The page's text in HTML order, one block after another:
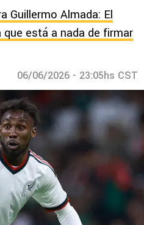
Guillermo Almada: El
que está a nada de firmar
06/06/2026 - 23:05hs CST